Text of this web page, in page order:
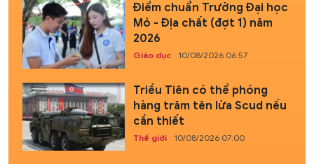
Điểm chuẩn Trường Đại học
Mỏ - Địa chất (đợt 1) năm
2026
Giáo dục 10/08/2026 06:57
Triều Tiên có thể phóng
hàng trăm tên lửa Scud nếu
cần thiết
Thế giới 10/08/2026 07:00